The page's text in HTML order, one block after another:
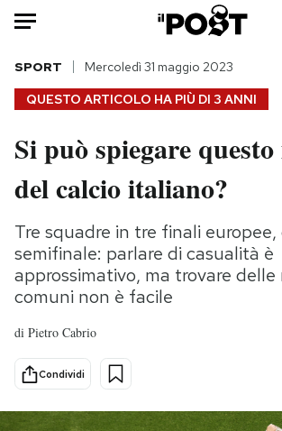
Auto
HOME
Italia
Politica
Tecnologia
Internet
Scienza
Cultura
Economia
Sport
Moda
Storie/
Ok
Media
QUESTO ARTICOLO HA PIÙ DI 3 ANNI
SPORT Mercoledì 31 maggio 2023
Si può spiegare
del calcio italiano?
Tre squadre in tre finali
semifinale: parlare di casualità è
approssimativo, ma trovare delle
comuni non è facile
di Pietro Cabrio
Condividi